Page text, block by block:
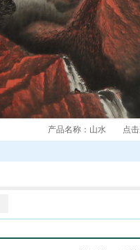
产品名称：山水 点击